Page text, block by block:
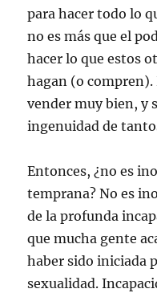
para hacer todo lo
no es más que el
hacer lo que estos
hagan (o compren).
vender muy bien, y
ingenuidad de
Entonces, ¿no es
temprana? No es
de la profunda
que mucha gente
haber sido iniciada
sexualidad.